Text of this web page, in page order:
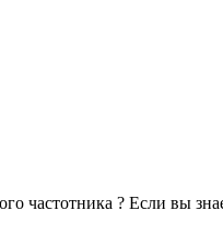
частотника ? Если вы